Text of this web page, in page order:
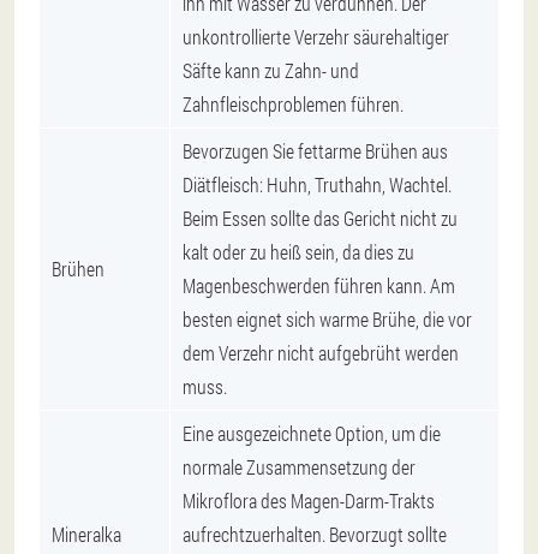
unkontrollierte Verzehr säurehaltiger
Säfte kann zu Zahn- und
Zahnfleischproblemen führen.
Brühen
Bevorzugen Sie fettarme Brühen aus
Diätfleisch: Huhn, Truthahn, Wachtel.
Beim Essen sollte das Gericht nicht zu
kalt oder zu heiß sein, da dies zu
Magenbeschwerden führen kann. Am
besten eignet sich warme Brühe, die vor
dem Verzehr nicht aufgebrüht werden
muss.
Mineralka
Eine ausgezeichnete Option, um die
normale Zusammensetzung der
Mikroflora des Magen-Darm-Trakts
aufrechtzuerhalten. Bevorzugt sollte